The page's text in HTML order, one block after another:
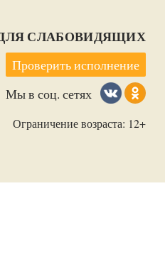
СЛАБОВИДЯЩИХ
Проверить исполнение
Мы в соц. сетях
Ограничение возраста: 12+